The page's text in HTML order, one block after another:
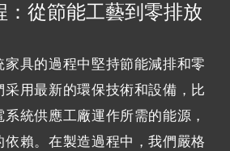
：從節能工藝到零排放
家具的過程中堅持節能減排和零
采用最新的環保技術和設備，比
統供應工廠運作所需的能源，
依賴。在製造過程中，我們嚴格